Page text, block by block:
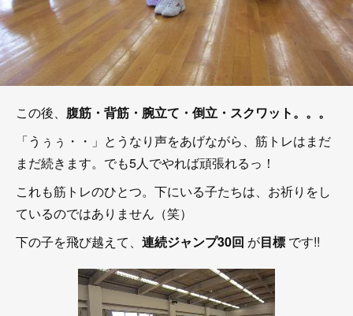
この後、 腹筋・背筋・腕立て・倒立・スクワット。。。
「うぅぅ・・」とうなり声をあげながら、筋トレはまだ
まだ続きます。でも5人でやれば頑張れるっ！
これも筋トレのひとつ。下にいる子たちは、お祈りをし
ているのではありません（笑）
下の子を飛び越えて、 連続ジャンプ30回 が目標 です!!